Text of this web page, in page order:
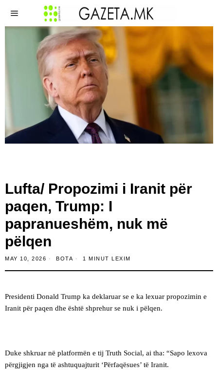
Lufta/ Propozimi i Iranit për
paqen, Trump: I
papranueshëm, nuk më
pëlqen
MAY 10, 2026 BOTA 1 MINUT LEXIM
Presidenti Donald Trump ka deklaruar se e ka lexuar propozimin e
Iranit për paqen dhe është shprehur se nuk i pëlqen.
Duke shkruar në platformën e tij Truth Social, ai tha: “Sapo lexova
përgjigjen nga të ashtuquajturit ‘Përfaqësues’ të Iranit.